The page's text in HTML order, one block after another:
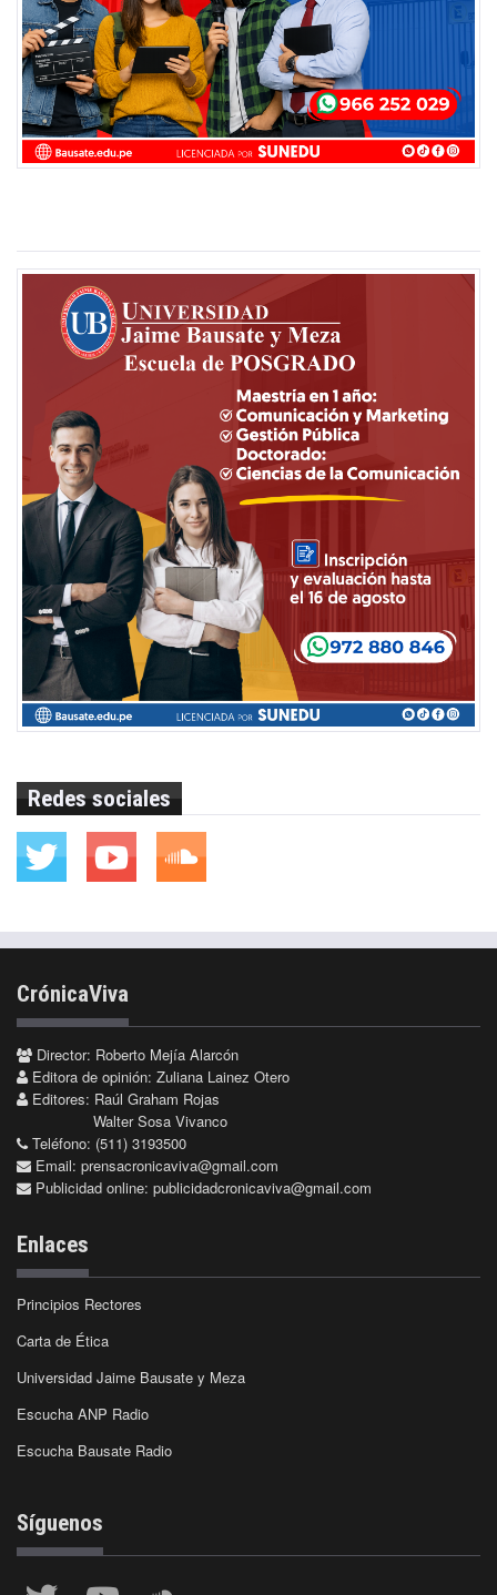
Redes sociales
CrónicaViva
Director: Roberto Mejía Alarcón
Editora de opinión: Zuliana Lainez Otero
Editores: Raúl Graham Rojas
Walter Sosa Vivanco
Teléfono: (511) 3193500
Email: prensacronicaviva@gmail.com
Publicidad online: publicidadcronicaviva@gmail.com
Enlaces
Principios Rectores
Carta de Ética
Universidad Jaime Bausate y Meza
Escucha ANP Radio
Escucha Bausate Radio
Síguenos